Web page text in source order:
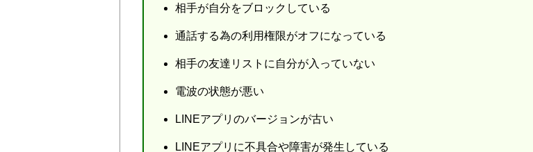
相手が自分をブロックしている
通話する為の利用権限がオフになっている
相手の友達リストに自分が入っていない
電波の状態が悪い
LINEアプリのバージョンが古い
LINEアプリに不具合や障害が発生している